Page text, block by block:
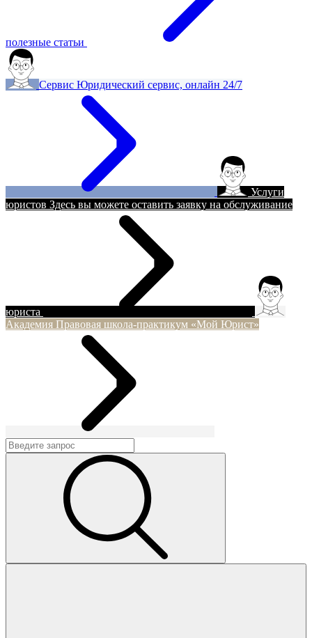
полезные статьи
Сервис Юридический сервис, онлайн 24/7
Услуги
юристов Здесь вы можете оставить заявку на обслуживание
юриста
Академия Правовая школа-практикум «Мой Юрист»